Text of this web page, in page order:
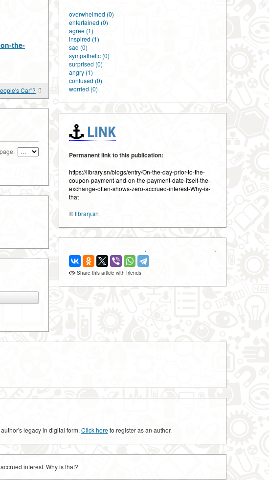
the-
Car"?
overwhelmed (0)
entertained (0)
agree (1)
inspired (1)
sad (0)
sympathetic (0)
surprised (0)
angry (1)
confused (0)
worried (0)
LINK
Permanent link to this publication:
https://library.sn/blogs/entry/On-the-day-prior-to-the-
coupon-payment-and-on-the-payment-date-itself-the-
exchange-often-shows-zero-accrued-interest-Why-is-
that
©library.sn
‹ ›
Share this article with friends
legacy in digital form. Click hereto register as an author.
interest. Why is that?